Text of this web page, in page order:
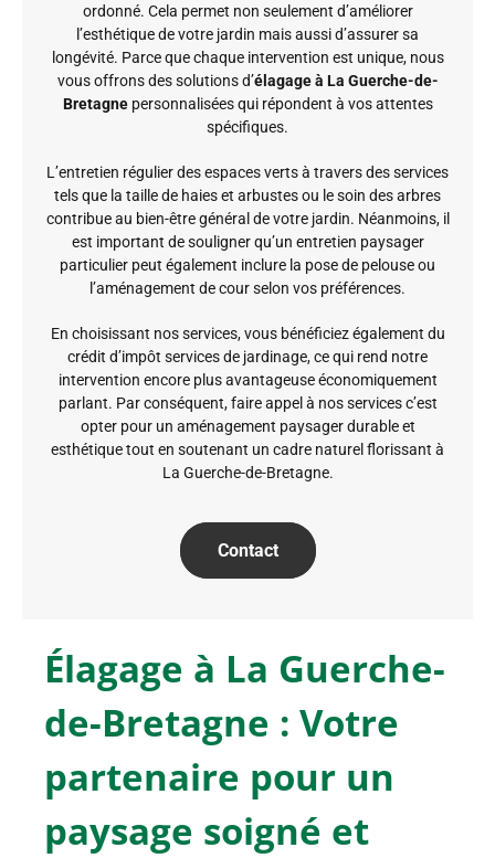
ordonné. Cela permet non seulement d’améliorer
l’esthétique de votre jardin mais aussi d’assurer sa
longévité. Parce que chaque intervention est unique, nous
vous offrons des solutions d’élagage à La Guerche-de-
Bretagnepersonnalisées qui répondent à vos attentes
spécifiques.
L’entretien régulier des espaces verts à travers des services
tels que la taille de haies et arbustes ou le soin des arbres
contribue au bien-être général de votre jardin. Néanmoins, il
est important de souligner qu’un entretien paysager
particulier peut également inclure la pose de pelouse ou
l’aménagement de cour selon vos préférences.
En choisissant nos services, vous bénéficiez également du
crédit d’impôt services de jardinage, ce qui rend notre
intervention encore plus avantageuse économiquement
parlant. Par conséquent, faire appel à nos services c’est
opter pour un aménagement paysager durable et
esthétique tout en soutenant un cadre naturel florissant à
La Guerche-de-Bretagne.
Contact
Élagage à La Guerche-
de-Bretagne : Votre
partenaire pour un
paysage soigné et